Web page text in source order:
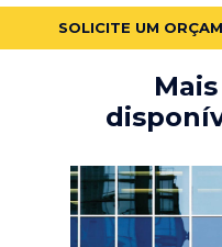
SOLICITE UM